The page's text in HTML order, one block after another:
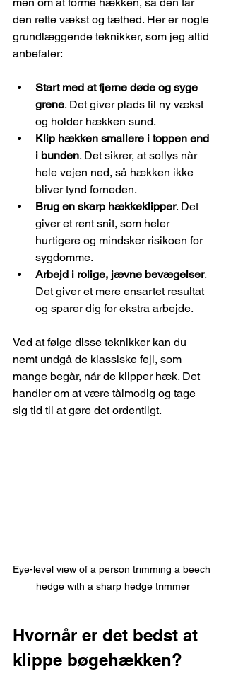
men om at forme hækken, så den får
den rette vækst og tæthed. Her er nogle
grundlæggende teknikker, som jeg altid
anbefaler:
Start med at fjerne døde og syge
grene. Det giver plads til ny vækst
og holder hækken sund.
Klip hækken smallere i toppen end
i bunden. Det sikrer, at sollys når
hele vejen ned, så hækken ikke
bliver tynd forneden.
Brug en skarp hækkeklipper. Det
giver et rent snit, som heler
hurtigere og mindsker risikoen for
sygdomme.
Arbejd i rolige, jævne bevægelser.
Det giver et mere ensartet resultat
og sparer dig for ekstra arbejde.
Ved at følge disse teknikker kan du
nemt undgå de klassiske fejl, som
mange begår, når de klipper hæk. Det
handler om at være tålmodig og tage
sig tid til at gøre det ordentligt.
Eye-level view of a person trimming a beech
hedge with a sharp hedge trimmer
Hvornår er det bedst at
klippe bøgehækken?